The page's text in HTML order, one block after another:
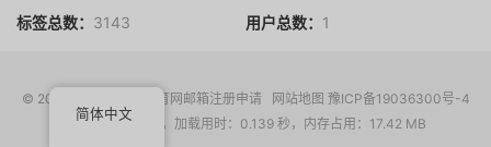
标签总数： 3143 用户总数： 1
© 2017-2026 EDU教育网邮箱注册申请 网站地图 豫ICP备19036300号-4
请求次数：16 次，加载用时：0.139 秒，内存占用：17.42 MB
简体中文